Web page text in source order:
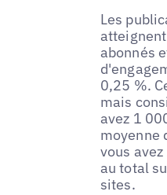
Les
abonnés
0,25 %.
mais
avez 1
moyenne
vous
au total
sites.